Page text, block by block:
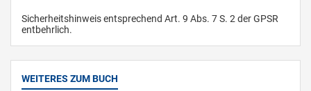
Sicherheitshinweis entsprechend Art. 9 Abs. 7 S. 2 der GPSR
entbehrlich.
WEITERES ZUM BUCH